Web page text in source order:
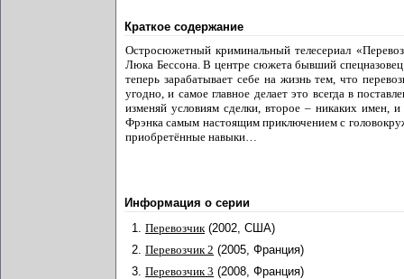
Краткое содержание
Остросюжетный криминальный телесериал
Люка Бессона. В центре сюжета бывший
теперь зарабатывает себе на жизнь тем, что
угодно, и самое главное делает это всегда в
изменяй условиям сделки, второе – никаких имен,
Фрэнка самым настоящим приключением с
приобретённые навыки…
Информация о серии
1. Перевозчик (2002, США)
2. Перевозчик 2 (2005, Франция)
3. Перевозчик 3 (2008, Франция)